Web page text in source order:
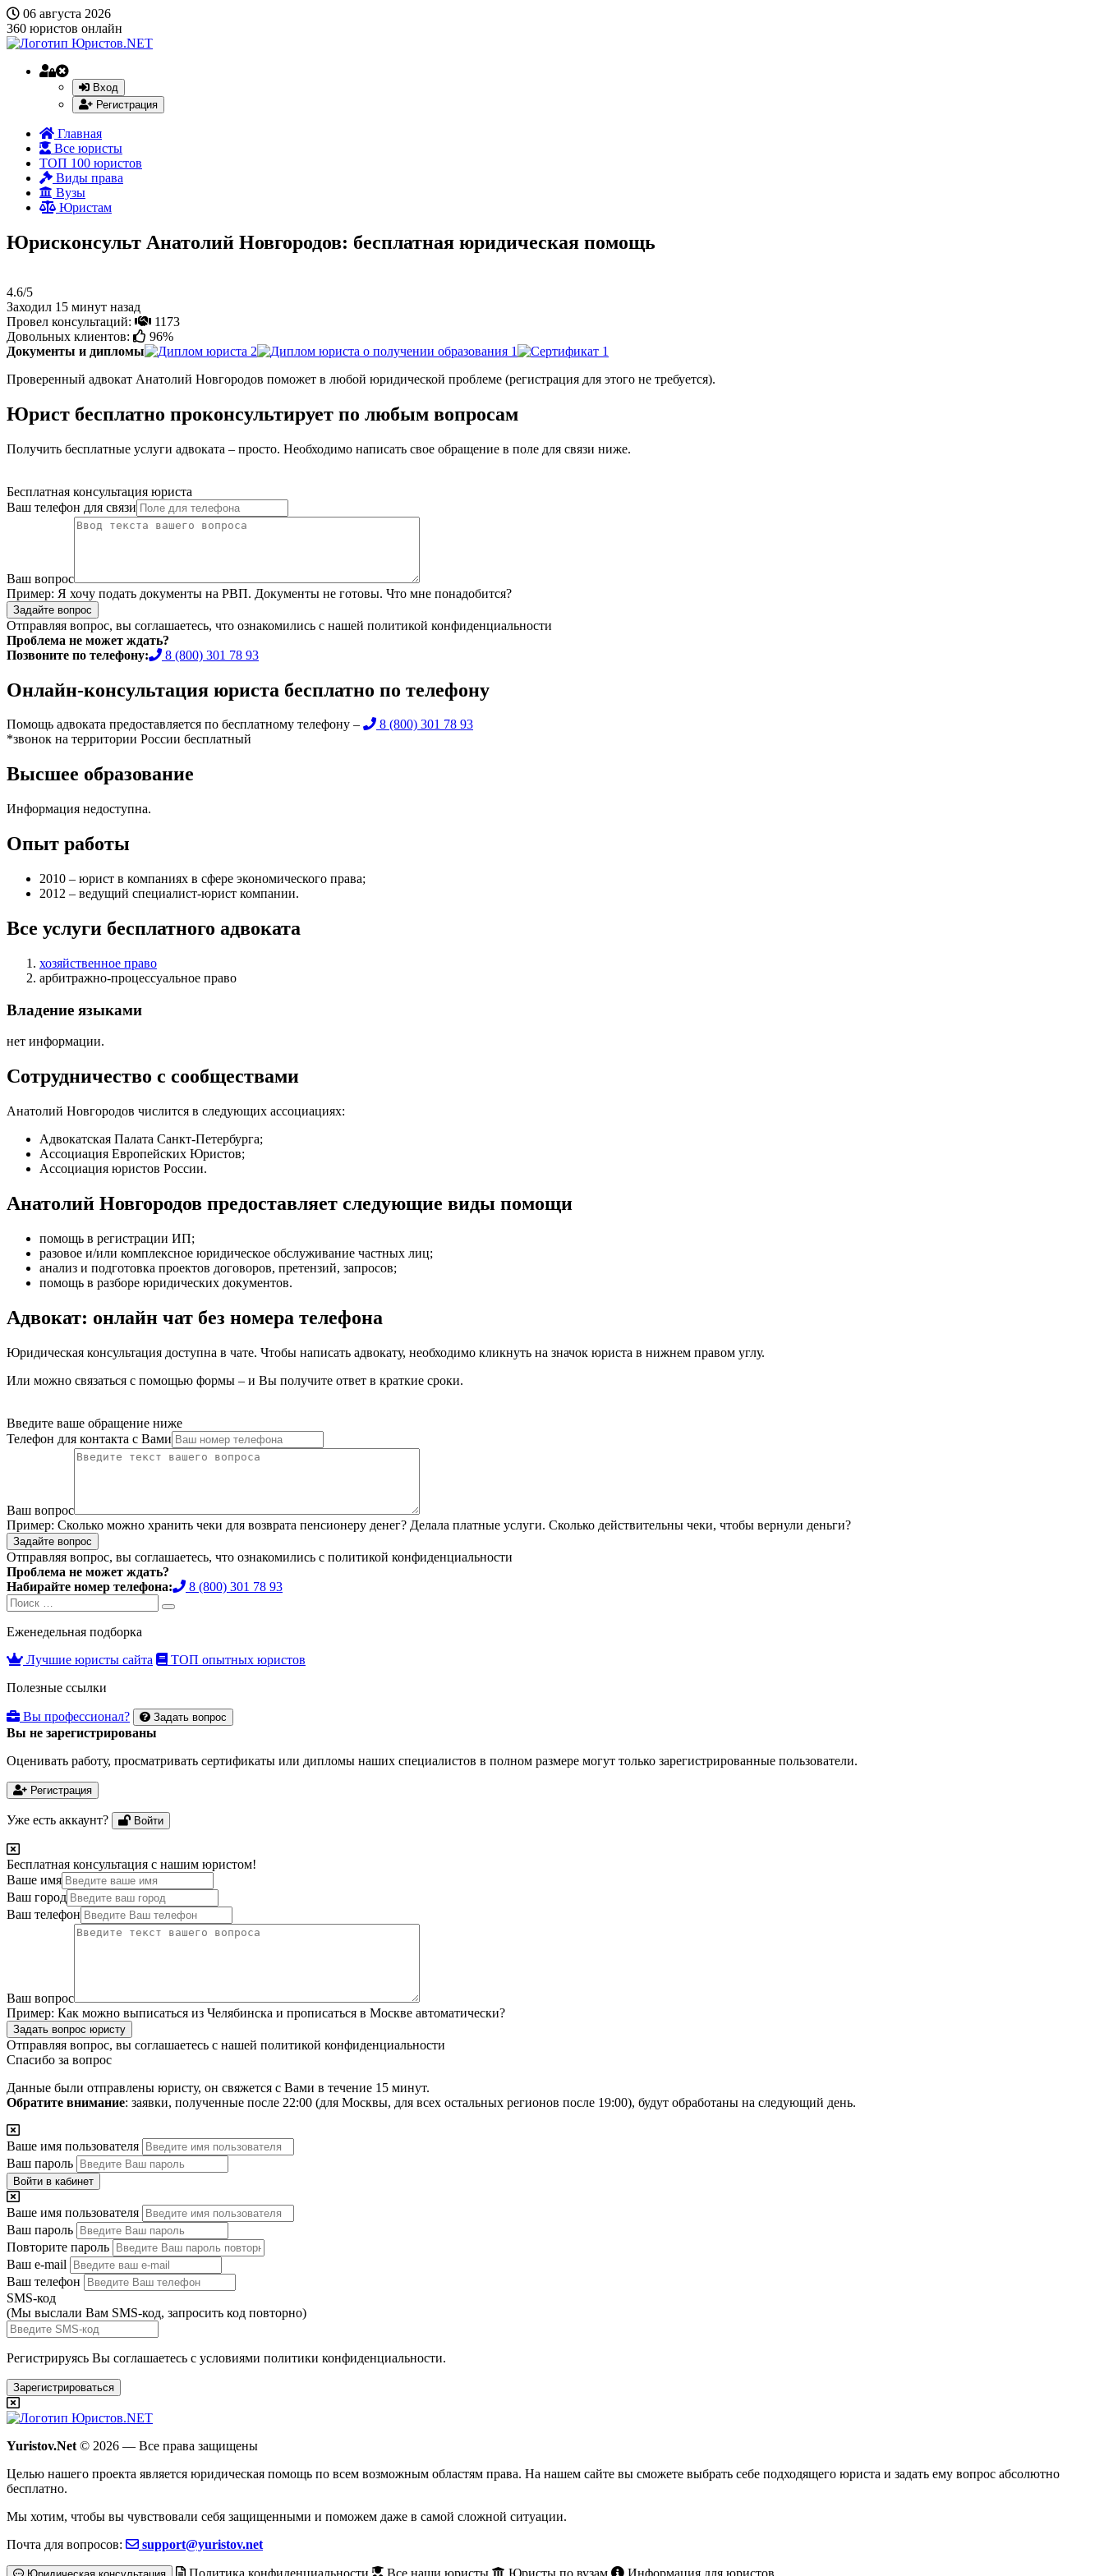
06 августа 2026
360 юристов онлайн
Вход
Регистрация
Главная
Все юристы
ТОП 100 юристов
Виды права
Вузы
Юристам
Юрисконсульт Анатолий Новгородов: бесплатная юридическая помощь
4.6/5
Заходил 15 минут назад
Провел консультаций:
1173
Довольных клиентов:
96%
Документы и дипломы
Проверенный адвокат Анатолий Новгородов поможет в любой юридической проблеме (регистрация для этого не требуется).
Юрист бесплатно проконсультирует по любым вопросам
Получить бесплатные услуги адвоката – просто. Необходимо написать свое обращение в поле для связи ниже.
Бесплатная консультация юриста
Ваш телефон для связи
Ваш вопрос
Пример: Я хочу подать документы на РВП. Документы не готовы. Что мне понадобится?
Задайте вопрос
Отправляя вопрос, вы соглашаетесь, что ознакомились с нашей политикой конфиденциальности
Проблема не может ждать?
Позвоните по телефону:
8 (800) 301 78 93
Онлайн-консультация юриста бесплатно по телефону
Помощь адвоката предоставляется по бесплатному телефону –
8 (800) 301 78 93
*звонок на территории России бесплатный
Высшее образование
Информация недоступна.
Опыт работы
2010 – юрист в компаниях в сфере экономического права;
2012 – ведущий специалист-юрист компании.
Все услуги бесплатного адвоката
хозяйственное право
арбитражно-процессуальное право
Владение языками
нет информации.
Сотрудничество с сообществами
Анатолий Новгородов числится в следующих ассоциациях:
Адвокатская Палата Санкт-Петербурга;
Ассоциация Европейских Юристов;
Ассоциация юристов России.
Анатолий Новгородов предоставляет следующие виды помощи
помощь в регистрации ИП;
разовое и/или комплексное юридическое обслуживание частных лиц;
анализ и подготовка проектов договоров, претензий, запросов;
помощь в разборе юридических документов.
Адвокат: онлайн чат без номера телефона
Юридическая консультация доступна в чате. Чтобы написать адвокату, необходимо кликнуть на значок юриста в нижнем правом углу.
Или можно связаться с помощью формы – и Вы получите ответ в краткие сроки.
Введите ваше обращение ниже
Телефон для контакта с Вами
Ваш вопрос
Пример: Сколько можно хранить чеки для возврата пенсионеру денег? Делала платные услуги. Сколько действительны чеки, чтобы вернули деньги?
Задайте вопрос
Отправляя вопрос, вы соглашаетесь, что ознакомились с политикой конфиденциальности
Проблема не может ждать?
Набирайте номер телефона:
8 (800) 301 78 93
Search
for:
Search
Еженедельная подборка
Лучшие юристы сайта
ТОП опытных юристов
Полезные ссылки
Вы профессионал? Задать вопрос
Вы не зарегистрированы
Оценивать работу, просматривать сертификаты или дипломы наших специалистов в полном размере могут только зарегистрированные пользователи.
Регистрация
Уже есть аккаунт? Войти
Бесплатная консультация с нашим юристом!
Ваше имя
Ваш город
Ваш телефон
Ваш вопрос
Пример: Как можно выписаться из Челябинска и прописаться в Москве автоматически?
Задать вопрос юристу
Отправляя вопрос, вы соглашаетесь с нашей политикой конфиденциальности
Спасибо за вопрос
Данные были отправлены юристу, он свяжется с Вами в течение 15 минут.
Обратите внимание: заявки, полученные после 22:00 (для Москвы, для всех остальных регионов после 19:00), будут обработаны на следующий день.
Ваше имя пользователя
Ваш пароль
Войти в кабинет
Ваше имя пользователя
Ваш пароль
Повторите пароль
Ваш e-mail
Ваш телефон
SMS-код
(Мы выслали Вам SMS-код, запросить код повторно)
Регистрируясь Вы соглашаетесь с условиями политики конфиденциальности.
Зарегистрироваться
Yuristov.Net © 2026 — Все права защищены
Целью нашего проекта является юридическая помощь по всем возможным областям права. На нашем сайте вы сможете выбрать себе подходящего юриста и задать ему вопрос абсолютно
бесплатно.
Мы хотим, чтобы вы чувствовали себя защищенными и поможем даже в самой сложной ситуации.
Почта для вопросов:
support@yuristov.net
Политика конфиденциальности Все наши юристы Юристы по вузам Информация для юристов